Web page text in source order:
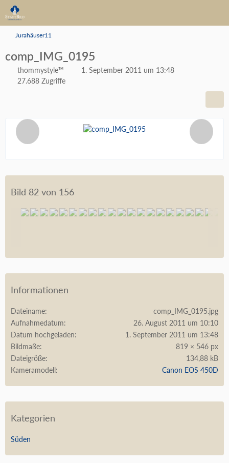
Jurahäuser11
comp_IMG_0195
thommystyle™
1. September 2011 um 13:48
27.688 Zugriffe
Bild 82 von 156
Informationen
Dateiname
comp_IMG_0195.jpg
Aufnahmedatum
26. August 2011 um 10:10
Datum hochgeladen
1. September 2011 um 13:48
Bildmaße
819 × 546 px
Dateigröße
134,88 kB
Kameramodell
Canon EOS 450D
Kategorien
Süden